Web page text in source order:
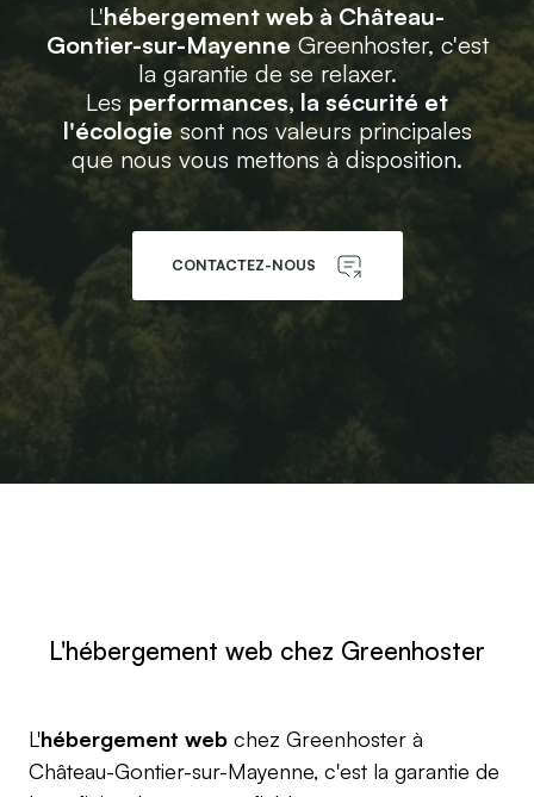
L'hébergement web à Château-
Gontier-sur-Mayenne Greenhoster, c'est
la garantie de se relaxer.
Les performances, la sécurité et
l'écologiesont nos valeurs principales
que nous vous mettons à disposition.
CONTACTEZ-NOUS
L'hébergement web chez Greenhoster
L'hébergement web chez Greenhoster à
Château-Gontier-sur-Mayenne, c'est la garantie de